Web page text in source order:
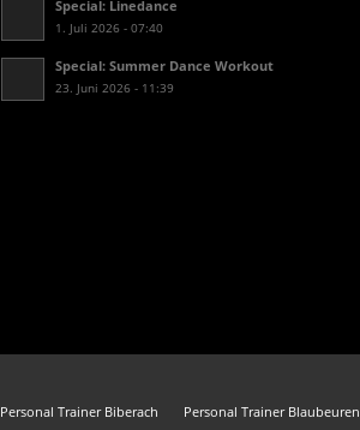
Special: Linedance
1. Juli 2026 - 07:40
Special: Summer Dance Workout
23. Juni 2026 - 11:39
Personal Trainer Biberach Personal Trainer Blaubeuren